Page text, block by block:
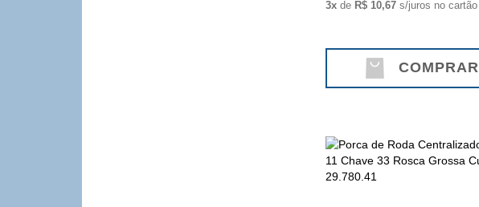
3xde R$ 10,67s/juros no cartão
COMPRAR